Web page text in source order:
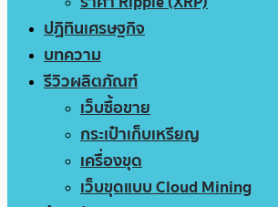
ปฏิทินเศรษฐกิจ
บทความ
รีวิวผลิตภัณฑ์
เว็บซื้อขาย
กระเป๋าเก็บเหรียญ
เครื่องขุด
เว็บขุดแบบ Cloud Mining